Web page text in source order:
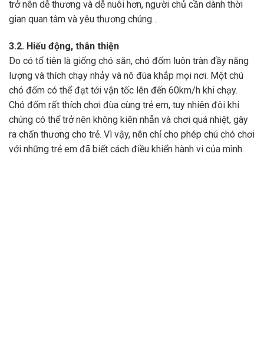
trở nên dễ thương và dễ nuôi hơn, người chủ cần dành thời
gian quan tâm và yêu thương chúng…
3.2. Hiếu động, thân thiện
Do có tổ tiên là giống chó săn, chó đốm luôn tràn đầy năng
lượng và thích chạy nhảy và nô đùa khắp mọi nơi. Một chú
chó đốm có thể đạt tới vận tốc lên đến 60km/h khi chạy.
Chó đốm rất thích chơi đùa cùng trẻ em, tuy nhiên đôi khi
chúng có thể trở nên không kiên nhẫn và chơi quá nhiệt, gây
ra chấn thương cho trẻ. Vì vậy, nên chỉ cho phép chú chó chơi
với những trẻ em đã biết cách điều khiển hành vi của mình.